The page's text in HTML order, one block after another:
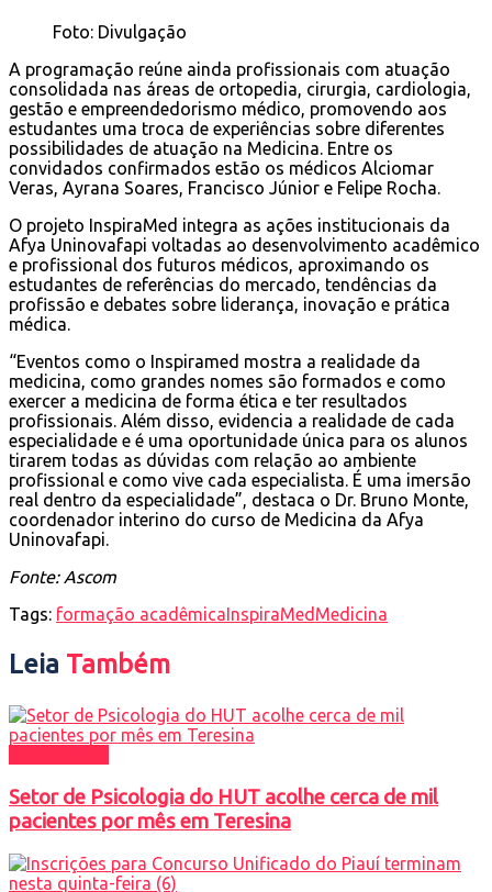
Foto: Divulgação
A programação reúne ainda profissionais com atuação
consolidada nas áreas de ortopedia, cirurgia, cardiologia,
gestão e empreendedorismo médico, promovendo aos
estudantes uma troca de experiências sobre diferentes
possibilidades de atuação na Medicina. Entre os
convidados confirmados estão os médicos Alciomar
Veras, Ayrana Soares, Francisco Júnior e Felipe Rocha.
O projeto InspiraMed integra as ações institucionais da
Afya Uninovafapi voltadas ao desenvolvimento acadêmico
e profissional dos futuros médicos, aproximando os
estudantes de referências do mercado, tendências da
profissão e debates sobre liderança, inovação e prática
médica.
“Eventos como o Inspiramed mostra a realidade da
medicina, como grandes nomes são formados e como
exercer a medicina de forma ética e ter resultados
profissionais. Além disso, evidencia a realidade de cada
especialidade e é uma oportunidade única para os alunos
tirarem todas as dúvidas com relação ao ambiente
profissional e como vive cada especialista. É uma imersão
real dentro da especialidade”, destaca o Dr. Bruno Monte,
coordenador interino do curso de Medicina da Afya
Uninovafapi.
Fonte: Ascom
Tags: formação acadêmicaInspiraMed Medicina
Leia Também
Setor de Psicologia do HUT acolhe cerca de mil
pacientes por mês em Teresina